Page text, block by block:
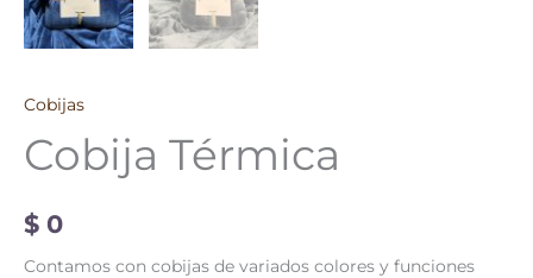
Cobijas
Cobija Térmica
$ 0
Contamos con cobijas de variados colores y funciones